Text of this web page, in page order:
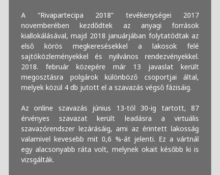
A “Rivapartecipa 2018” tevékenységei 2017
novemberében kezdődtek az anyagi források
kiallokálásával, majd 2018 januárjában folytatódtak az
első körös megkeresésekkel a lakosok felé
sajtóközleményekkel és nyilvános rendezvényekkel.
2018. február közepére már 13 javaslat került
megosztásra polgárok különböző csoportjai által,
melyek közül 4 db jutott el a szavazás végső fázisáig.
Az online szavazás június 13-tól 30-ig tartott, 87
érvényes szavazat került leadásra a virtuális
szavazórendszer lezárásáig, ami az érintett lakosság
valamivel kevesebb mit 0,6 %-át jelenti. Ez a vártnál
egy alacsonyabb ráta volt, melynek okait később ki is
vizsgálták.